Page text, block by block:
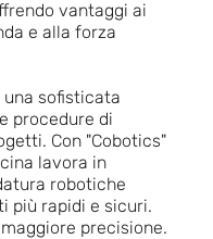
vantaggi ai
e alla forza
sofisticata
procedure di
Con "Cobotics"
lavora in
robotiche
più rapidi e sicuri.
precisione.